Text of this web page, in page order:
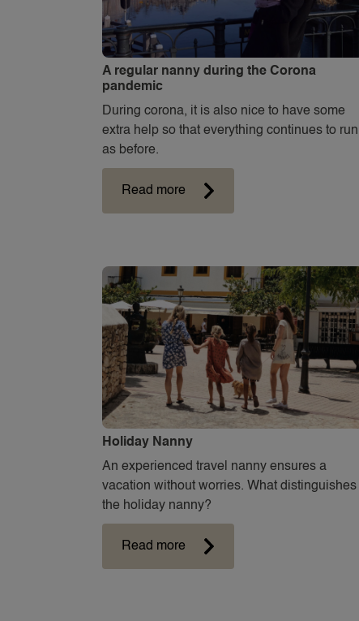
A regular nanny during the Corona
pandemic
During corona, it is also nice to have some
extra help so that everything continues to run
as before.
Read more
Holiday Nanny
An experienced travel nanny ensures a
vacation without worries. What distinguishes
the holiday nanny?
Read more